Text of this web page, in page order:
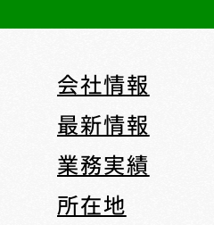
会社情報
最新情報
業務実績
所在地